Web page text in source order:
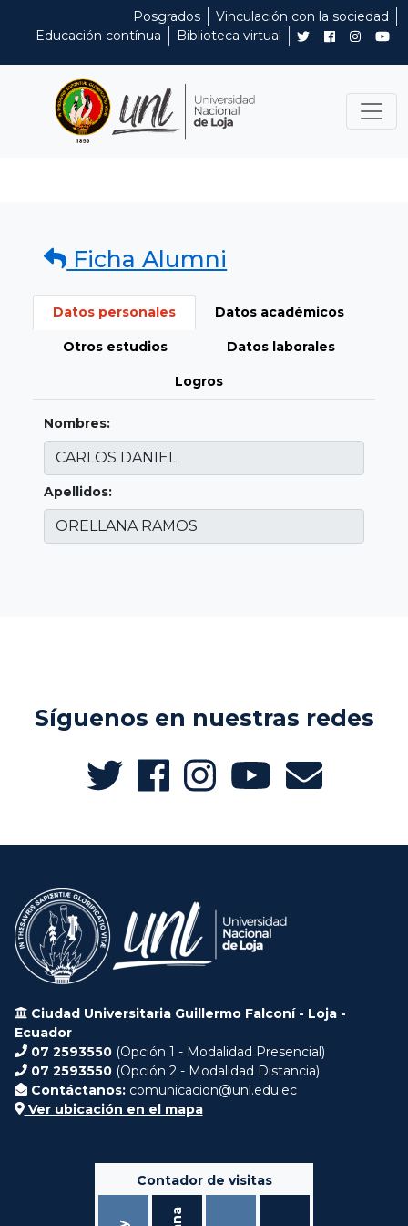
Posgrados
Vinculación con la sociedad
Educación contínua
Biblioteca virtual
Ficha Alumni
Datos personales Datos académicos
Otros estudios Datos laborales
Logros
Nombres:
Apellidos:
Síguenos en nuestras redes
Ciudad Universitaria Guillermo Falconí - Loja -
Ecuador
07 2593550 (Opción 1 - Modalidad Presencial)
07 2593550 (Opción 2 - Modalidad Distancia)
Contáctanos: comunicacion@unl.edu.ec
Ver ubicación en el mapa
Contador de visitas